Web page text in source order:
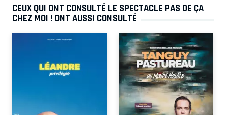
CEUX QUI ONT CONSULTÉ LE SPECTACLE PAS DE ÇA
CHEZ MOI ! ONT AUSSI CONSULTÉ